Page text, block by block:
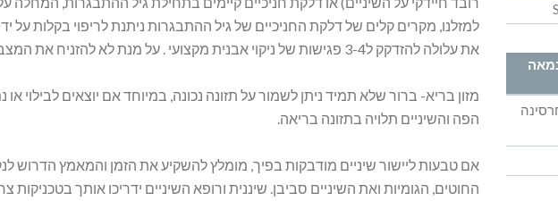
למזלנו, מקרים קלים של דלקת החניכיים של גיל ההתבגרות ניתנת לריפוי בקלות על
את עלולה להזדקק ל3-4 פגישות של ניקוי אבנית מקצועי . על מנת לא להזניח את המצב, חשוב לראות רופא שיניים ושיננית פעמיים בשנה.
מזון בריא- ברור שלא תמיד ניתן לשמור על תזונה נכונה, במיוחד אם יוצאים לבילוי
הפה והשיניים תלויה בתזונה בריאה.
אם טבעות ליישור שיניים מודבקות בפיך, מומלץ להשקיע את הזמן והמאמץ הדרוש
החוטים, הגומיות ואת השיניים סביבן. שיננית ורופא השיניים ידריכו אותך בטכניקות